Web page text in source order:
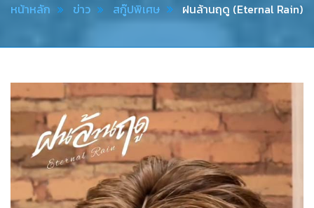
หน้าหลัก ข่าว สกู๊ปพิเศษ ฝนล้านฤดู (Eternal Rain)